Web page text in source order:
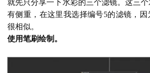
就先只分享一下水彩的三个滤镜。这三
有侧重，在这里我选择编号5的滤镜，
很相似。
使用笔刷绘制。